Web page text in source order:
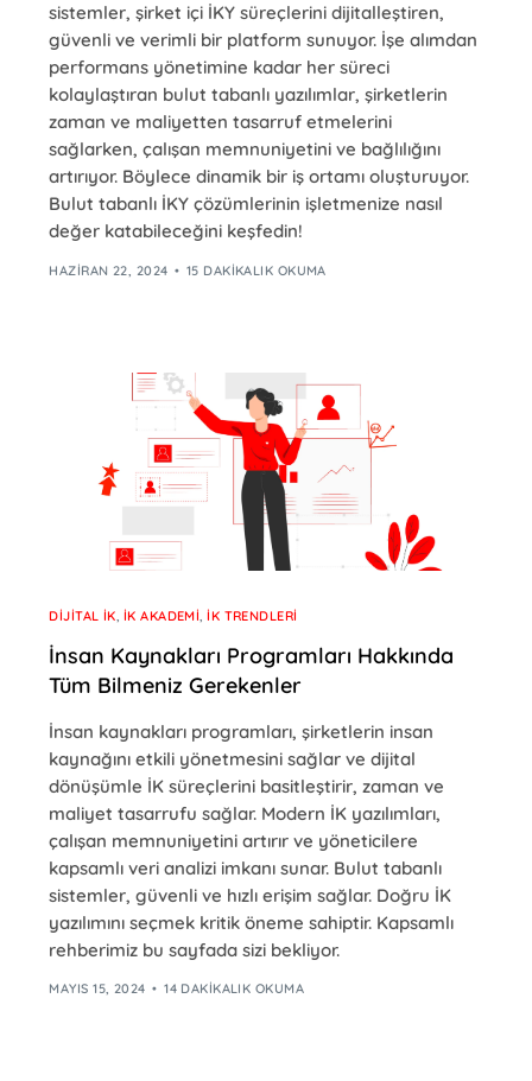
sistemler, şirket içi İKY süreçlerini dijitalleştiren,
güvenli ve verimli bir platform sunuyor. İşe alımdan
performans yönetimine kadar her süreci
kolaylaştıran bulut tabanlı yazılımlar, şirketlerin
zaman ve maliyetten tasarruf etmelerini
sağlarken, çalışan memnuniyetini ve bağlılığını
artırıyor. Böylece dinamik bir iş ortamı oluşturuyor.
Bulut tabanlı İKY çözümlerinin işletmenize nasıl
değer katabileceğini keşfedin!
HAZIRAN 22, 2024 15 DAKIKALIK OKUMA
DIJITAL İK İK AKADEMI ,İK TRENDLERI
İnsan Kaynakları Programları Hakkında
Tüm Bilmeniz Gerekenler
İnsan kaynakları programları, şirketlerin insan
kaynağını etkili yönetmesini sağlar ve dijital
dönüşümle İK süreçlerini basitleştirir, zaman ve
maliyet tasarrufu sağlar. Modern İK yazılımları,
çalışan memnuniyetini artırır ve yöneticilere
kapsamlı veri analizi imkanı sunar. Bulut tabanlı
sistemler, güvenli ve hızlı erişim sağlar. Doğru İK
yazılımını seçmek kritik öneme sahiptir. Kapsamlı
rehberimiz bu sayfada sizi bekliyor.
MAYIS 15, 2024 14 DAKIKALIK OKUMA